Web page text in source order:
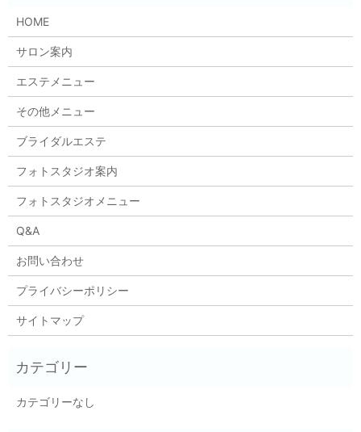
HOME
サロン案内
エステメニュー
その他メニュー
ブライダルエステ
フォトスタジオ案内
フォトスタジオメニュー
Q&A
お問い合わせ
プライバシーポリシー
サイトマップ
カテゴリーなし